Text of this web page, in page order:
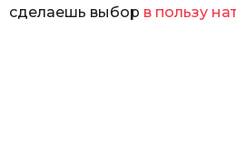
сделаешь выбор в пользу